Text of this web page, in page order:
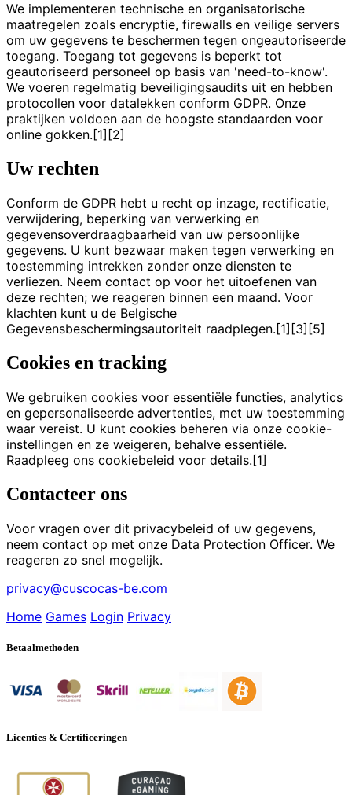
We implementeren technische en organisatorische
maatregelen zoals encryptie, firewalls en veilige servers
om uw gegevens te beschermen tegen ongeautoriseerde
toegang. Toegang tot gegevens is beperkt tot
geautoriseerd personeel op basis van 'need-to-know'.
We voeren regelmatig beveiligingsaudits uit en hebben
protocollen voor datalekken conform GDPR. Onze
praktijken voldoen aan de hoogste standaarden voor
online gokken.[1][2]
Uw rechten
Conform de GDPR hebt u recht op inzage, rectificatie,
verwijdering, beperking van verwerking en
gegevensoverdraagbaarheid van uw persoonlijke
gegevens. U kunt bezwaar maken tegen verwerking en
toestemming intrekken zonder onze diensten te
verliezen. Neem contact op voor het uitoefenen van
deze rechten; we reageren binnen een maand. Voor
klachten kunt u de Belgische
Gegevensbeschermingsautoriteit raadplegen.[1][3][5]
Cookies en tracking
We gebruiken cookies voor essentiële functies, analytics
en gepersonaliseerde advertenties, met uw toestemming
waar vereist. U kunt cookies beheren via onze cookie-
instellingen en ze weigeren, behalve essentiële.
Raadpleeg ons cookiebeleid voor details.[1]
Contacteer ons
Voor vragen over dit privacybeleid of uw gegevens,
neem contact op met onze Data Protection Officer. We
reageren zo snel mogelijk.
privacy@cuscocas-be.com
Home Games Login Privacy
Betaalmethoden
Licenties & Certificeringen